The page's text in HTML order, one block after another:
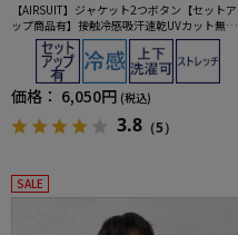
【AIRSUIT】ジャケット2つボタン【セットア
ップ商品有】接触冷感吸汗速乾UVカット無地
価格： 6,050円 (税込)
3.8 （5）
SALE